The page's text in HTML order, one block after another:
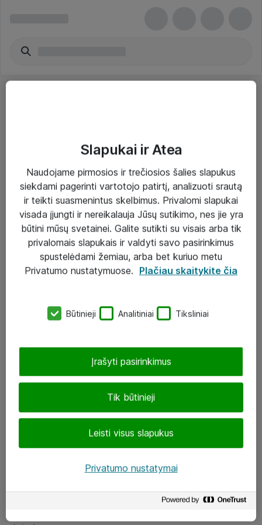
Paslaugos
Sprendimai
Įgyvendinti projektai
Atea ekspertų patarimai verslui
eShop@atea.lt
LinkedIn
Slapukai ir Atea
Naudojame pirmosios ir trečiosios šalies slapukus
siekdami pagerinti vartotojo patirtį, analizuoti srautą
ir teikti suasmenintus skelbimus. Privalomi slapukai
visada įjungti ir nereikalauja Jūsų sutikimo, nes jie yra
būtini mūsų svetainei. Galite sutikti su visais arba tik
privalomais slapukais ir valdyti savo pasirinkimus
spustelėdami žemiau, arba bet kuriuo metu
Privatumo nustatymuose. Plačiau skaitykite čia
Būtinieji Analitiniai Tiksliniai
Tik būtinieji
Leisti visus slapukus
Įrašyti pasirinkimus
Privatumo nustatymai